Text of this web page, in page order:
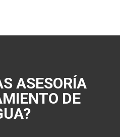
ASESORÍA
DE